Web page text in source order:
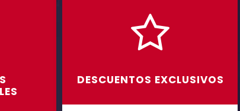
DESCUENTOS EXCLUSIVOS